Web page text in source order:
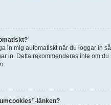
in mig automatiskt när du loggar in
in. Detta rekommenderas inte om
länken?